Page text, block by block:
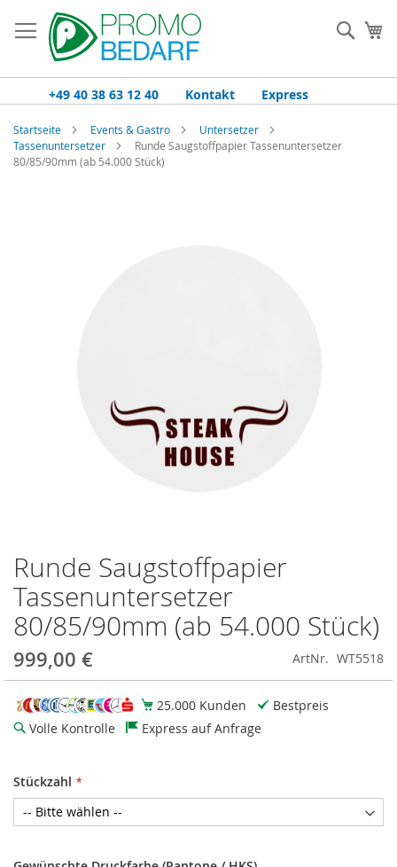
Inhalt
springen
+49 40 38 63 12 40 Kontakt Express
Startseite Events & Gastro
Untersetzer
Tassenuntersetzer
Runde Saugstoffpapier Tassenuntersetzer
80/85/90mm (ab 54.000 Stück)
Runde Saugstoffpapier
Tassenuntersetzer
80/85/90mm (ab 54.000 Stück)
999,00 € ArtNr. WT5518
25.000 Kunden
Bestpreis
Volle Kontrolle
Express auf Anfrage
Stückzahl
Zum
Anfang
der
Bildgalerie
springen